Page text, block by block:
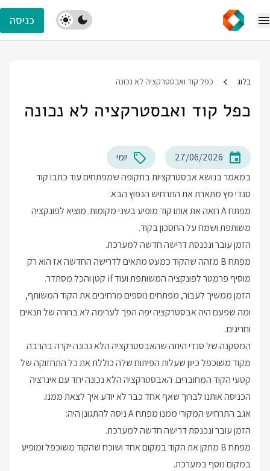
כניסה
בלוג כפל קוד ואבסטרקציה לא נכונה
כפל קוד ואבסטרקציה לא נכונה
27/06/2026
יומי
במאמר בנושא אבסטרקציות בתקופה שמפתחים עוד כתבו קוד
סנדי מץ מתארתאת התרחיש הנפוץ הבא:
מפתח A רואה את אותו קוד מופיע בשני מקומות. מוציא לפונקציה
משותפת ושמח על החסכון בקוד.
הזמן עובר ונכנסת דרישה חדשה למערכת.
מפתח B מזהה שהקוד כמעט מתאים לדרישה החדשה אז הוא רק
מוסיף פרמטר לפונקציה המשותפת ועוד if קטן והכל מסתדר.
הזמן ממשיך לעבור, מפתחים נוספים מרחיבים את הקוד המשותף,
ומה שפעם היה אבסטרקציה יפה הפך לערימה לא ברורה של תנאים
וחריגים.
המסקנה של סנדי היתה שהאבסטרקציה הלא נכונה יקרה בהרבה
מקוד משוכפל כיוון שעלות הפיתוח שלה כוללת את כל התחזוקה של
קטעי הקוד המחוברים. האבסטרקציה הלא נכונה יחד עם אינרציה
הכניסה אותנו לברוך שאף אחד כבר לא יודע איך לצאת ממנו.
אגב התרחיש המקורי ממנו מפתח A ניסה להתגונן היה:
הזמן עובר ונכנסת דרישה חדשה למערכת.
מפתח B מתקן את הקוד במקום אחד ושוכח שהקוד משוכפל ומופיע
במקום נוסף במערכת.